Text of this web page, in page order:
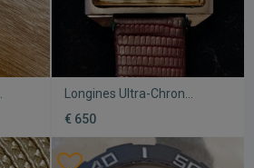
Longines Ultra-Chron
μεταχειρισμένο,
επιχρυσωμένο,
συλλεκτικό
€ 650